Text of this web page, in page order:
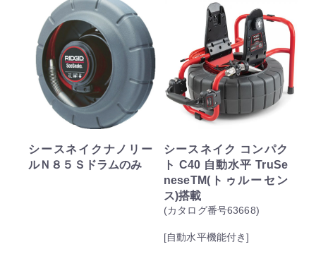
シースネイクナノリー
ルＮ８５Ｓドラムのみ
シースネイク コンパク
ト C40 自動水平 TruSe
neseTM(トゥルーセン
ス)搭載
(カタログ番号63668)
[自動水平機能付き]